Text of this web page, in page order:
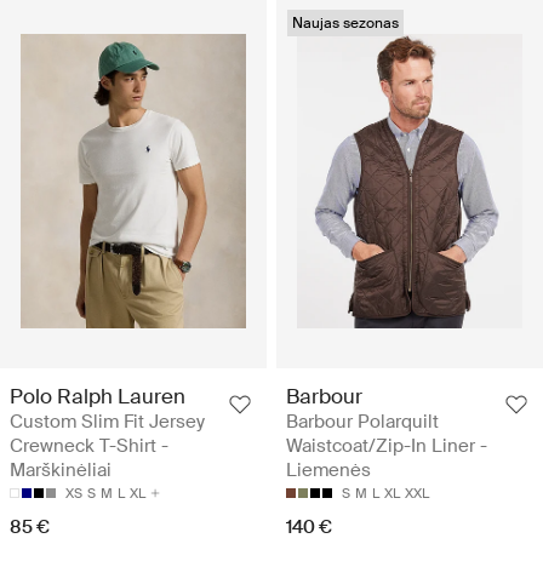
Polo Ralph Lauren
Custom Slim Fit Jersey
Crewneck T-Shirt -
Marškinėliai
XS S M L XL
85 €
Naujas sezonas
Barbour
Barbour Polarquilt
Waistcoat/Zip-In Liner -
Liemenės
S M L XL XXL
140 €